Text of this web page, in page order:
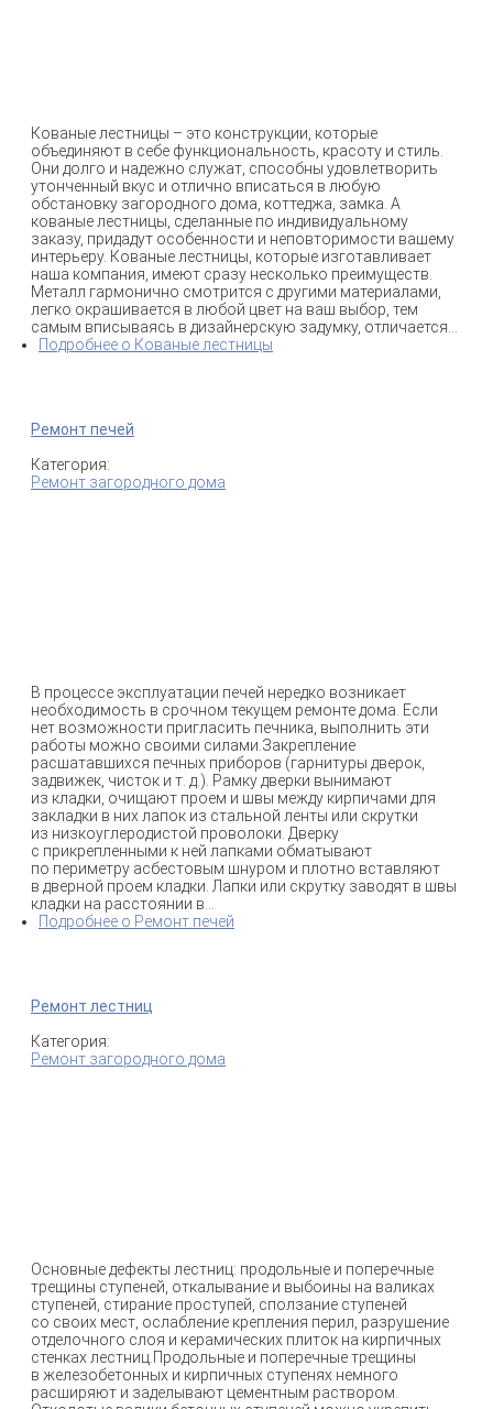
Кованые лестницы – это конструкции, которые
объединяют в себе функциональность, красоту и стиль.
Они долго и надежно служат, способны удовлетворить
утонченный вкус и отлично вписаться в любую
обстановку загородного дома, коттеджа, замка. А
кованые лестницы, сделанные по индивидуальному
заказу, придадут особенности и неповторимости вашему
интерьеру. Кованые лестницы, которые изготавливает
наша компания, имеют сразу несколько преимуществ.
Металл гармонично смотрится с другими материалами,
легко окрашивается в любой цвет на ваш выбор, тем
самым вписываясь в дизайнерскую задумку, отличается...
Подробнее о Кованые лестницы
Ремонт печей
Категория:
Ремонт загородного дома
В процессе эксплуатации печей нередко возникает
необходимость в срочном текущем ремонте дома. Если
нет возможности пригласить печника, выполнить эти
работы можно своими силами.Закрепление
расшатавшихся печных приборов (гарнитуры дверок,
задвижек, чисток и т. д.). Рамку дверки вынимают
из кладки, очищают проем и швы между кирпичами для
закладки в них лапок из стальной ленты или скрутки
из низкоуглеродистой проволоки. Дверку
с прикрепленными к ней лапками обматывают
по периметру асбестовым шнуром и плотно вставляют
в дверной проем кладки. Лапки или скрутку заводят в швы
кладки на расстоянии в...
Подробнее о Ремонт печей
Ремонт лестниц
Категория:
Ремонт загородного дома
Основные дефекты лестниц: продольные и поперечные
трещины ступеней, откалывание и выбоины на валиках
ступеней, стирание проступей, сползание ступеней
со своих мест, ослабление крепления перил, разрушение
отделочного слоя и керамических плиток на кирпичных
стенках лестниц.Продольные и поперечные трещины
в железобетонных и кирпичных ступенях немного
расширяют и заделывают цементным раствором.